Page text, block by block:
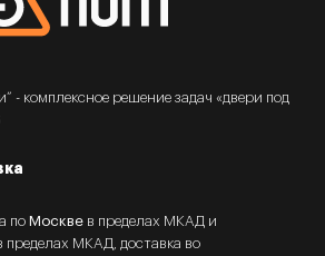
комплексное решение задач «двери под
по Москве в пределах МКАД и
пределах МКАД, доставка во